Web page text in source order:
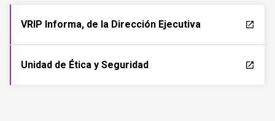
VRIP Informa, de la Dirección Ejecutiva launch
Unidad de Ética y Seguridad launch